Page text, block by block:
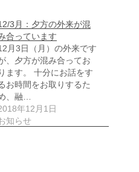
3月：夕方の外来が混
合っています
月3日（月）の外来です
、夕方が混み合ってお
ります。 十分にお話をす
お時間をお取りするた
、融…
年12月1日
知らせ